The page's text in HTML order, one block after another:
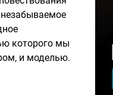
которого мы
и моделью.